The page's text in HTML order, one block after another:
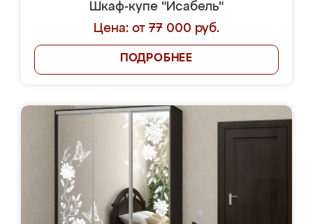
Шкаф-купе "Исабель"
Цена: от 77 000 руб.
ПОДРОБНЕЕ